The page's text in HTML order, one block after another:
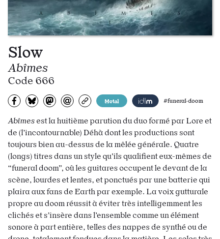
Slow
Abîmes
Code 666
Partagez sur Facebook
Partager sur Bluesky
Partager sur Mastodon
Partagez par e-mail
Copiez l’url
Metal #funeral·doom
Abîmes est la huitième parution du duo formé par Lore et
de (l’incontournable) Déhà dont les productions sont
toujours bien au-dessus de la mêlée générale. Quatre
(longs) titres dans un style qu’ils qualifient eux-mêmes de
“funeral doom”, où les guitares occupent le devant de la
scène, lourdes et lentes, et ponctués par une batterie qui
plaira aux fans de Earth par exemple. La voix gutturale
propre au doom réussit à éviter très intelligemment les
clichés et s’insère dans l’ensemble comme un élément
sonore à part entière, telles des nappes de synthé ou de